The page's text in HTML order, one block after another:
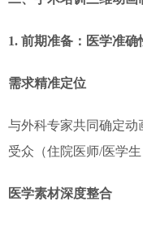
1. 前期准备：医学准确
需求精准定位
与外科专家共同确定
受众（住院医师/医学
医学素材深度整合